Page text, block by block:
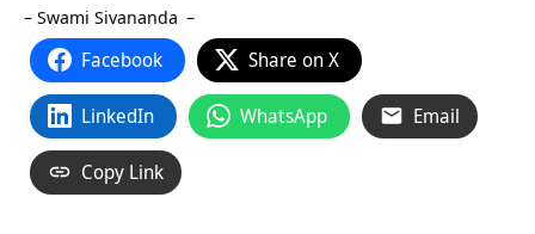
– Swami Sivananda –
Facebook Share on X
LinkedIn WhatsApp Email
Copy Link